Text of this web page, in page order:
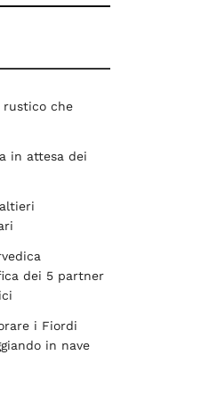
rustico che
in attesa dei
dei 5 partner
i Fiordi
in nave